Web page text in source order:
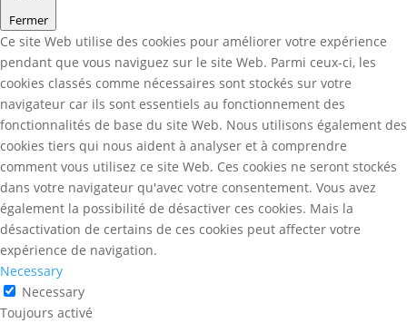
Fermer
Ce site Web utilise des cookies pour améliorer votre expérience
pendant que vous naviguez sur le site Web. Parmi ceux-ci, les
cookies classés comme nécessaires sont stockés sur votre
navigateur car ils sont essentiels au fonctionnement des
fonctionnalités de base du site Web. Nous utilisons également des
cookies tiers qui nous aident à analyser et à comprendre
comment vous utilisez ce site Web. Ces cookies ne seront stockés
dans votre navigateur qu'avec votre consentement. Vous avez
également la possibilité de désactiver ces cookies. Mais la
désactivation de certains de ces cookies peut affecter votre
expérience de navigation.
Necessary
Necessary
Toujours activé